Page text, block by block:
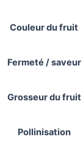
Couleur du fruit
Fermeté / saveur
Grosseur du fruit
Pollinisation